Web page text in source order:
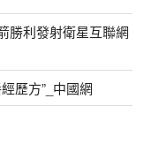
勝利發射衛星互聯網
歷方”_中國網